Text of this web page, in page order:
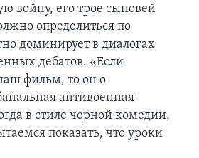
войну, его трое сыновей
определиться по
доминирует в диалогах
дебатов. «Если
фильм, то он о
антивоенная
в стиле черной комедии,
показать, что уроки